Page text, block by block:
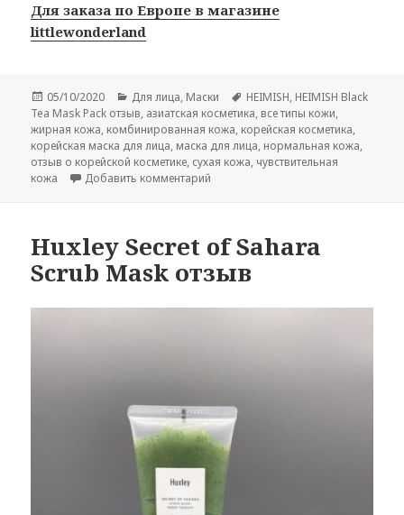
Для заказа по Европе в магазине
littlewonderland
Опубликовано
05/10/2020 Рубрики
Для лица, Маски Метки
HEIMISH, HEIMISH Black
Tea Mask Pack отзыв, азиатская косметика, все типы кожи,
жирная кожа, комбинированная кожа, корейская косметика,
корейская маска для лица, маска для лица, нормальная кожа,
отзыв о корейской косметике, сухая кожа, чувствительная
кожа
Добавить комментарий
Huxley Secret of Sahara
Scrub Mask отзыв